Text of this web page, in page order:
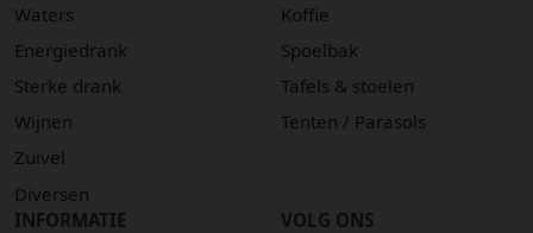
Waters
Energiedrank
Sterke drank
Wijnen
Zuivel
Diversen
Koffie
Spoelbak
Tafels & stoelen
Tenten / Parasols
INFORMATIE
VOLG ONS